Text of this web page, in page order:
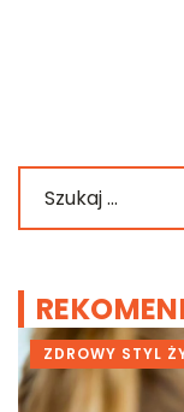
ZDROWY STYL